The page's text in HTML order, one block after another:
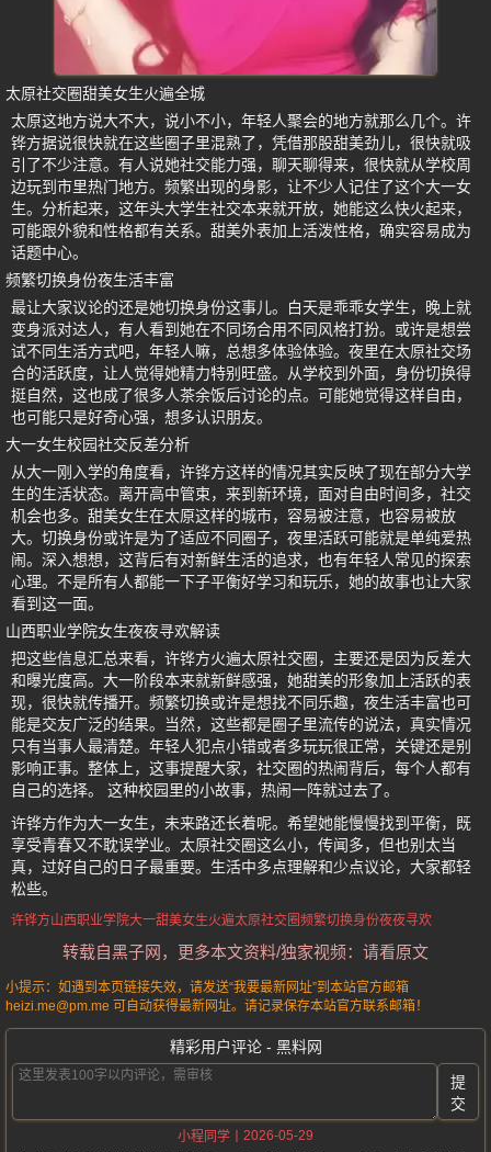
太原社交圈甜美女生火遍全城
太原这地方说大不大，说小不小，年轻人聚会的地方就那么几个。许
铧方据说很快就在这些圈子里混熟了，凭借那股甜美劲儿，很快就吸
引了不少注意。有人说她社交能力强，聊天聊得来，很快就从学校周
边玩到市里热门地方。频繁出现的身影，让不少人记住了这个大一女
生。分析起来，这年头大学生社交本来就开放，她能这么快火起来，
可能跟外貌和性格都有关系。甜美外表加上活泼性格，确实容易成为
话题中心。
频繁切换身份夜生活丰富
最让大家议论的还是她切换身份这事儿。白天是乖乖女学生，晚上就
变身派对达人，有人看到她在不同场合用不同风格打扮。或许是想尝
试不同生活方式吧，年轻人嘛，总想多体验体验。夜里在太原社交场
合的活跃度，让人觉得她精力特别旺盛。从学校到外面，身份切换得
挺自然，这也成了很多人茶余饭后讨论的点。可能她觉得这样自由，
也可能只是好奇心强，想多认识朋友。
大一女生校园社交反差分析
从大一刚入学的角度看，许铧方这样的情况其实反映了现在部分大学
生的生活状态。离开高中管束，来到新环境，面对自由时间多，社交
机会也多。甜美女生在太原这样的城市，容易被注意，也容易被放
大。切换身份或许是为了适应不同圈子，夜里活跃可能就是单纯爱热
闹。深入想想，这背后有对新鲜生活的追求，也有年轻人常见的探索
心理。不是所有人都能一下子平衡好学习和玩乐，她的故事也让大家
看到这一面。
山西职业学院女生夜夜寻欢解读
把这些信息汇总来看，许铧方火遍太原社交圈，主要还是因为反差大
和曝光度高。大一阶段本来就新鲜感强，她甜美的形象加上活跃的表
现，很快就传播开。频繁切换或许是想找不同乐趣，夜生活丰富也可
能是交友广泛的结果。当然，这些都是圈子里流传的说法，真实情况
只有当事人最清楚。年轻人犯点小错或者多玩玩很正常，关键还是别
影响正事。整体上，这事提醒大家，社交圈的热闹背后，每个人都有
自己的选择。 这种校园里的小故事，热闹一阵就过去了。
许铧方作为大一女生，未来路还长着呢。希望她能慢慢找到平衡，既
享受青春又不耽误学业。太原社交圈这么小，传闻多，但也别太当
真，过好自己的日子最重要。生活中多点理解和少点议论，大家都轻
松些。
许铧方山西职业学院大一甜美女生火遍太原社交圈频繁切换身份夜夜寻欢
转载自黑子网，更多本文资料/独家视频：请看原文
小提示：如遇到本页链接失效，请发送“我要最新网址”到本站官方邮箱
heizi.me@pm.me 可自动获得最新网址。请记录保存本站官方联系邮箱！
精彩用户评论 - 黑料网
提
交
小程同学
2026-05-29